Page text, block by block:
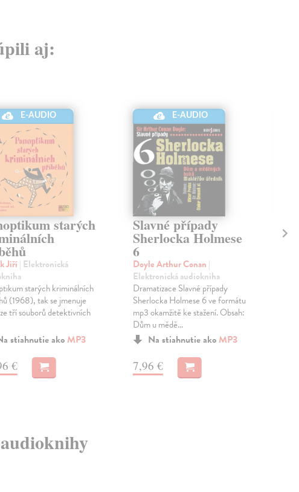
aj:
E-AUDIO
starých
Jiří | Elektronická
starých kriminálních
(1968), tak se jmenuje
tří souborů detektivních
stiahnutie ako MP3
€
E-AUDIO
Slavné případy
Sherlocka Holmese
6
Doyle Arthur Conan |
Elektronická audiokniha
Dramatizace Slavné případy
Sherlocka Holmese 6 ve formátu
mp3 okamžitě ke stažení. Obsah:
Dům u mědě...
Na stiahnutie ako MP3
7,96 €